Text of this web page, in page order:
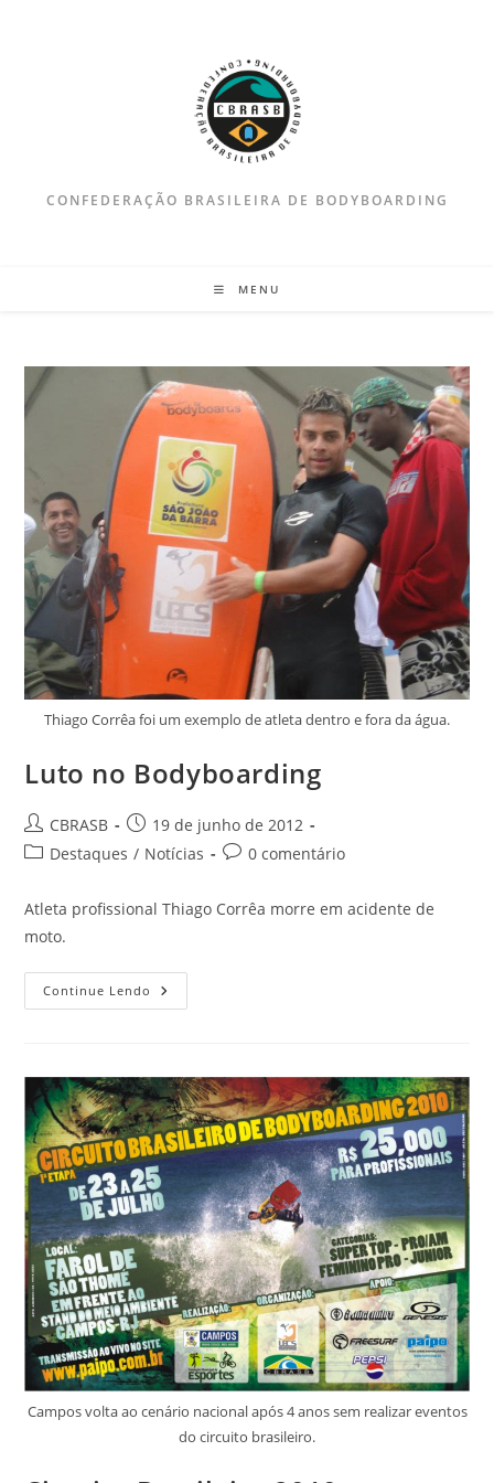
CONFEDERAÇÃO BRASILEIRA DE BODYBOARDING
MENU
Thiago Corrêa foi um exemplo de atleta dentro e fora da água.
Luto no Bodyboarding
Autor
do
CBRASB
Post
publicado:
19 de junho de 2012
Categoria
post:
Destaques / Notícias
Comentários
post:
0 comentário
Atleta profissional Thiago Corrêa morre em acidente de
moto.
Continue Lendo Luto
No
Campos volta ao cenário nacional após 4 anos sem realizar eventos
do circuito brasileiro.